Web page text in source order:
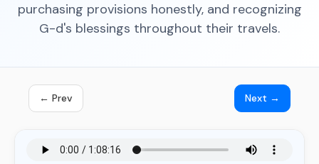
purchasing provisions honestly, and recognizing
G-d's blessings throughout their travels.
← Prev Next →